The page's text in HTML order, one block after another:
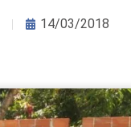
14/03/2018